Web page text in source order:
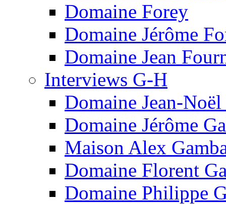
Domaine Forey
Domaine Jérôme
Domaine Jean
Interviews G-H
Domaine Jean-
Domaine Jérôme
Maison Alex
Domaine Florent
Domaine Philippe